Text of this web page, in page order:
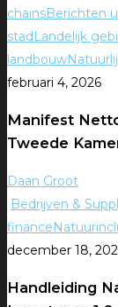
chainsBerichten
stadLandelijk
landbouw
februari 4, 2026
Manifest
Tweede
Daan Groot
Bedrijven &
finance
december 18,
Handleiding